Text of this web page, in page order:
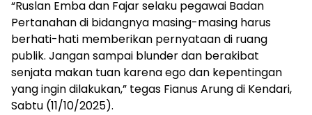
“Ruslan Emba dan Fajar selaku pegawai Badan
Pertanahan di bidangnya masing-masing harus
berhati-hati memberikan pernyataan di ruang
publik. Jangan sampai blunder dan berakibat
senjata makan tuan karena ego dan kepentingan
yang ingin dilakukan,” tegas Fianus Arung di Kendari,
Sabtu (11/10/2025).